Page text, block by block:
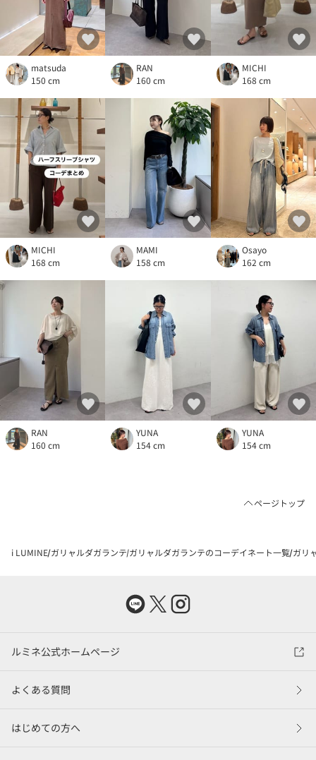
matsuda
150 cm
RAN
160 cm
MICHI
168 cm
MICHI
168 cm
MAMI
158 cm
Osayo
162 cm
RAN
160 cm
YUNA
154 cm
YUNA
154 cm
ページトップ
i LUMINE ガリャルダガランテ ガリャルダガランテのコーデイネート一覧 ガリ
ルミネ公式ホームページ
よくある質問
はじめての方へ